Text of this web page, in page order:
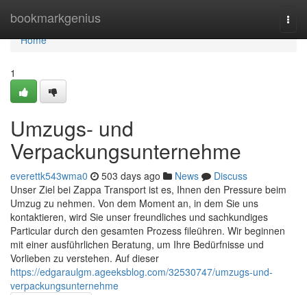
bookmarkgenius
Home
Home
1
Umzugs- und
Verpackungsunternehme
everettk543wma0 503 days ago News
Discuss
Unser Ziel bei Zappa Transport ist es, Ihnen den Pressure beim
Umzug zu nehmen. Von dem Moment an, in dem Sie uns
kontaktieren, wird Sie unser freundliches und sachkundiges
Particular durch den gesamten Prozess fileühren. Wir beginnen
mit einer ausführlichen Beratung, um Ihre Bedürfnisse und
Vorlieben zu verstehen. Auf dieser
https://edgaraulgm.ageeksblog.com/32530747/umzugs-und-
verpackungsunternehme